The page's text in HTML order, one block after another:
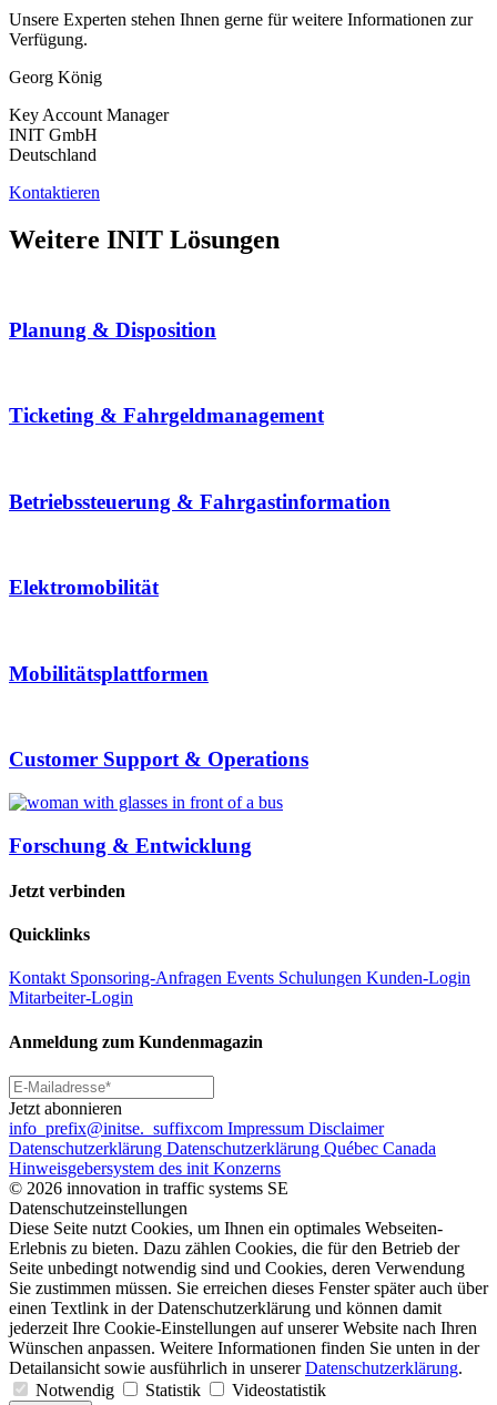
Unsere Experten stehen Ihnen gerne für weitere Informationen zur
Verfügung.
Georg König
Key Account Manager
INIT GmbH
Deutschland
Kontaktieren
Weitere INIT Lösungen
Planung & Disposition
Ticketing & Fahrgeld­management
Betriebssteuerung & Fahrgast­information
Elektromobilität
Mobilitäts­plattformen
Customer Support & Operations
Forschung & Entwicklung
Jetzt verbinden
Quicklinks
Kontakt Sponsoring-Anfragen Events Schulungen Kunden-Login
Mitarbeiter-Login
Anmeldung zum Kundenmagazin
Jetzt abonnieren
info _prefix@initse. _suffixcom Impressum Disclaimer
Datenschutzerklärung Datenschutzerklärung Québec Canada
Hinweisgebersystem des init Konzerns
© 2026 innovation in traffic systems SE
Datenschutzeinstellungen
Diese Seite nutzt Cookies, um Ihnen ein optimales Webseiten-
Erlebnis zu bieten. Dazu zählen Cookies, die für den Betrieb der
Seite unbedingt notwendig sind und Cookies, deren Verwendung
Sie zustimmen müssen. Sie erreichen dieses Fenster später auch über
einen Textlink in der Datenschutzerklärung und können damit
jederzeit Ihre Cookie-Einstellungen auf unserer Website nach Ihren
Wünschen anpassen. Weitere Informationen finden Sie unten in der
Detailansicht sowie ausführlich in unsererDatenschutzerklärung.
Notwendig
Statistik Videostatistik